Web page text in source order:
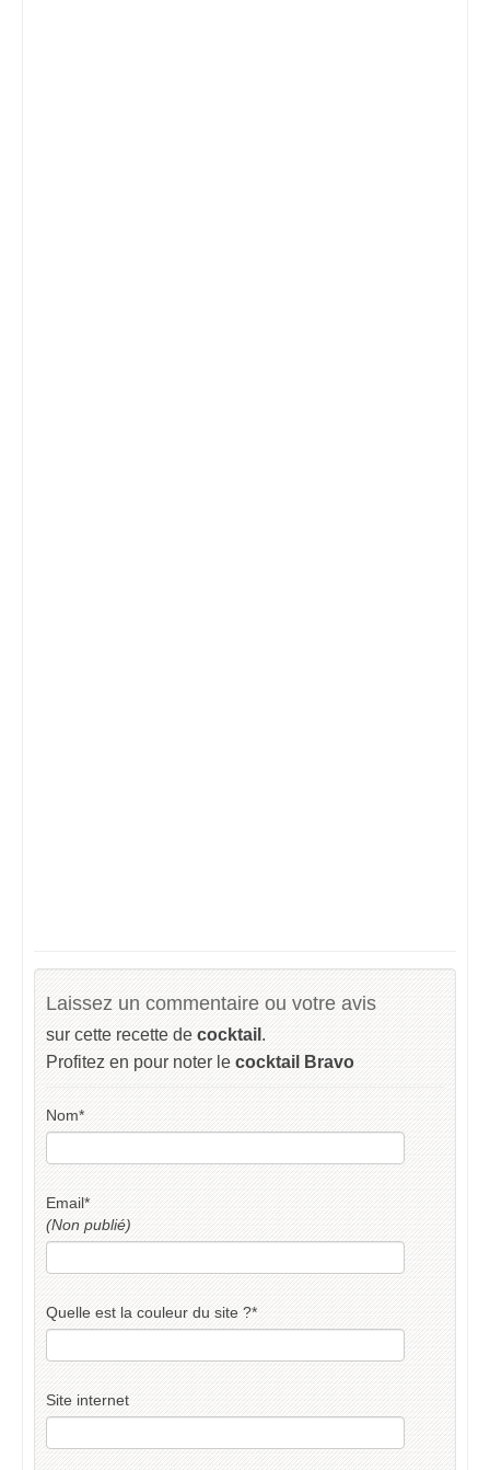
Laissez un commentaire ou votre avis
sur cette recette de cocktail .
Profitez en pour noter le cocktail Bravo
Nom*
Email*
(Non publié)
Quelle est la couleur du site ?*
Site internet